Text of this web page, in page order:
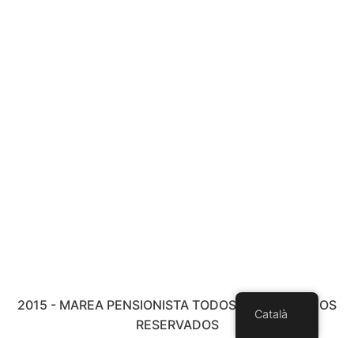
2015 - MAREA PENSIONISTA TODOS LOS DERECHOS
RESERVADOS
Català